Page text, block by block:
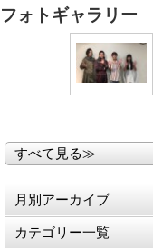
フォトギャラリー
すべて見る≫
月別アーカイブ
カテゴリー一覧